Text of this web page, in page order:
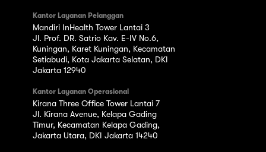
Kantor Layanan Pelanggan
Mandiri InHealth Tower Lantai 3
Jl. Prof. DR. Satrio Kav. E-IV No.6,
Kuningan, Karet Kuningan, Kecamatan
Setiabudi, Kota Jakarta Selatan, DKI
Jakarta 12940
Kantor Layanan Operasional
Kirana Three Office Tower Lantai 7
Jl. Kirana Avenue, Kelapa Gading
Timur, Kecamatan Kelapa Gading,
Jakarta Utara, DKI Jakarta 14240